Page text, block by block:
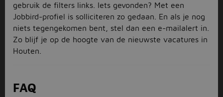
gebruik de filters links. Iets gevonden? Met een
Jobbird-profiel is solliciteren zo gedaan. En als je nog
niets tegengekomen bent, stel dan een e-mailalert in.
Zo blijf je op de hoogte van de nieuwste vacatures in
Houten.
FAQ